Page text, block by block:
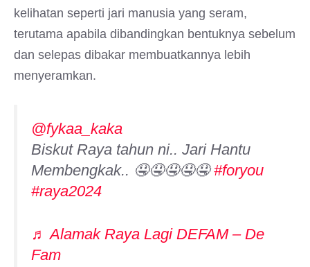
kelihatan seperti jari manusia yang seram,
terutama apabila dibandingkan bentuknya sebelum
dan selepas dibakar membuatkannya lebih
menyeramkan.
@fykaa_kaka
Biskut Raya tahun ni.. Jari Hantu
Membengkak.. 🤤🤤🤤🤤🤤#foryou
#raya2024
♬ Alamak Raya Lagi DEFAM – De
Fam